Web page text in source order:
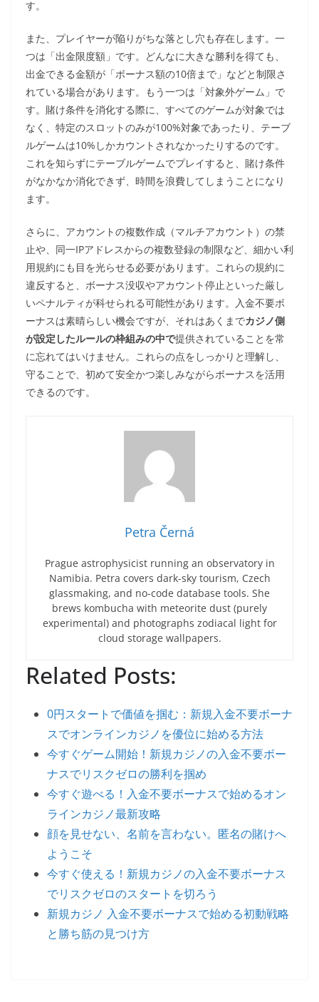
す。
また、プレイヤーが陥りがちな落とし穴も存在します。一
つは「出金限度額」です。どんなに大きな勝利を得ても、
出金できる金額が「ボーナス額の10倍まで」などと制限さ
れている場合があります。もう一つは「対象外ゲーム」で
す。賭け条件を消化する際に、すべてのゲームが対象では
なく、特定のスロットのみが100%対象であったり、テーブ
ルゲームは10%しかカウントされなかったりするのです。
これを知らずにテーブルゲームでプレイすると、賭け条件
がなかなか消化できず、時間を浪費してしまうことになり
ます。
さらに、アカウントの複数作成（マルチアカウント）の禁
止や、同一IPアドレスからの複数登録の制限など、細かい利
用規約にも目を光らせる必要があります。これらの規約に
違反すると、ボーナス没収やアカウント停止といった厳し
いペナルティが科せられる可能性があります。入金不要ボ
ーナスは素晴らしい機会ですが、それはあくまでカジノ側
が設定したルールの枠組みの中で提供されていることを常
に忘れてはいけません。これらの点をしっかりと理解し、
守ることで、初めて安全かつ楽しみながらボーナスを活用
できるのです。
Petra Černá
Prague astrophysicist running an observatory in
Namibia. Petra covers dark-sky tourism, Czech
glassmaking, and no-code database tools. She
brews kombucha with meteorite dust (purely
experimental) and photographs zodiacal light for
cloud storage wallpapers.
Related Posts:
0円スタートで価値を掴む：新規入金不要ボーナ
スでオンラインカジノを優位に始める方法
今すぐゲーム開始！新規カジノの入金不要ボー
ナスでリスクゼロの勝利を掴め
今すぐ遊べる！入金不要ボーナスで始めるオン
ラインカジノ最新攻略
顔を見せない、名前を言わない。匿名の賭けへ
ようこそ
今すぐ使える！新規カジノの入金不要ボーナス
でリスクゼロのスタートを切ろう
新規カジノ 入金不要ボーナスで始める初動戦略
と勝ち筋の見つけ方